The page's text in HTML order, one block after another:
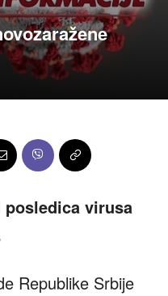
posledica virusa
Republike Srbije